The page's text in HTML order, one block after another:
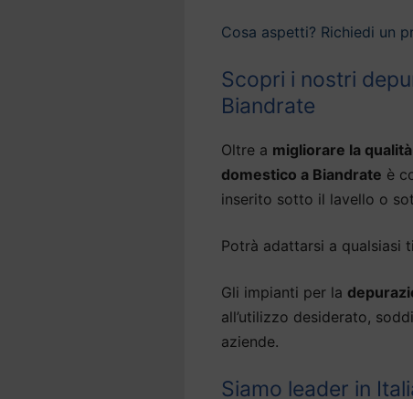
Cosa aspetti? Richiedi un
Scopri i nostri
Biandrate
Oltre a migliorare la qualità
domestico a Biandrate è
inserito sotto il lavello o
Potrà adattarsi a qualsiasi
Gli impianti per la
all’utilizzo desiderato,
aziende.
Siamo leader in